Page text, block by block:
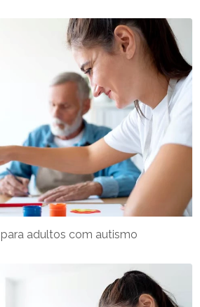
adultos com autismo